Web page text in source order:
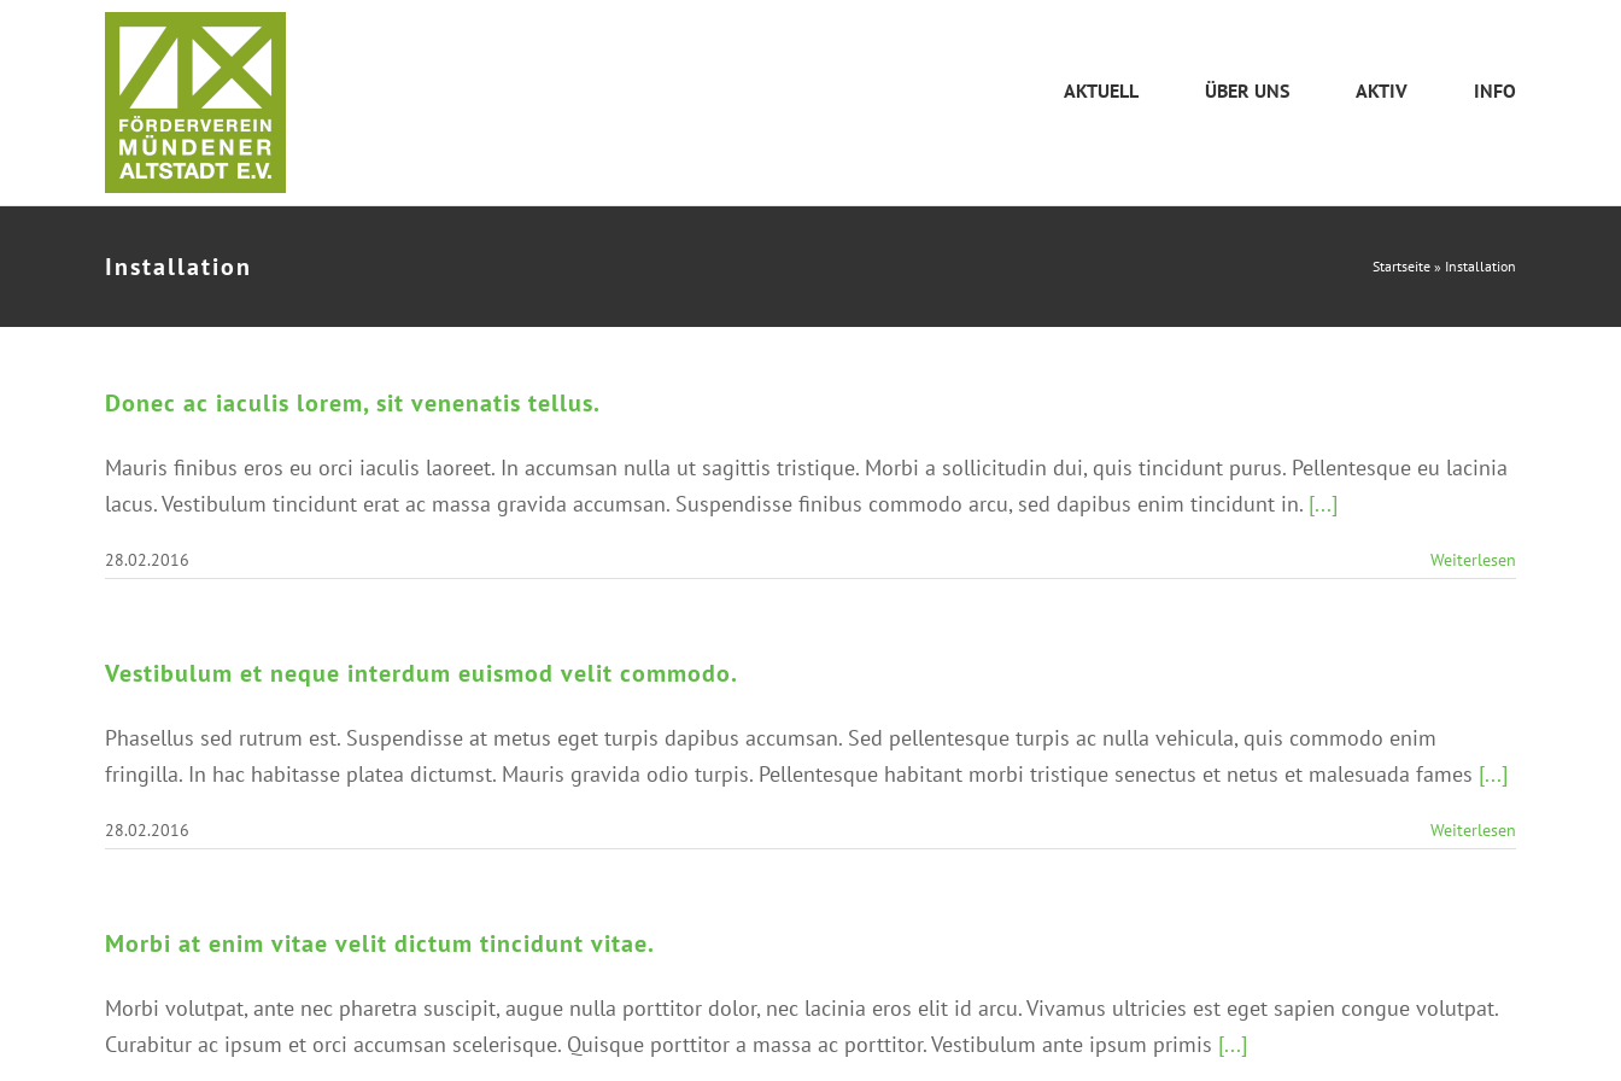
AKTUELL ÜBER UNS AKTIV INFO
Installation Startseite » Installation
Donec ac iaculis lorem, sit venenatis tellus.
Mauris finibus eros eu orci iaculis laoreet. In accumsan nulla ut sagittis tristique. Morbi a sollicitudin dui, quis tincidunt purus. Pellentesque eu lacinia
lacus. Vestibulum tincidunt erat ac massa gravida accumsan. Suspendisse finibus commodo arcu, sed dapibus enim tincidunt in. [...]
28.02.2016 Weiterlesen
Vestibulum et neque interdum euismod velit commodo.
Phasellus sed rutrum est. Suspendisse at metus eget turpis dapibus accumsan. Sed pellentesque turpis ac nulla vehicula, quis commodo enim
fringilla. In hac habitasse platea dictumst. Mauris gravida odio turpis. Pellentesque habitant morbi tristique senectus et netus et malesuada fames [...]
28.02.2016 Weiterlesen
Morbi at enim vitae velit dictum tincidunt vitae.
Morbi volutpat, ante nec pharetra suscipit, augue nulla porttitor dolor, nec lacinia eros elit id arcu. Vivamus ultricies est eget sapien congue volutpat.
Curabitur ac ipsum et orci accumsan scelerisque. Quisque porttitor a massa ac porttitor. Vestibulum ante ipsum primis [...]